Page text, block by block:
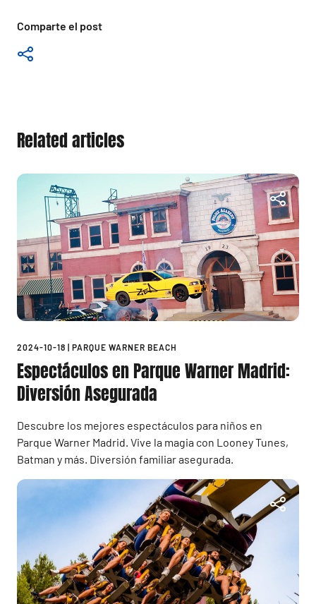
Comparte el post
Related articles
2024-10-18 PARQUE WARNER BEACH
Espectáculos en Parque Warner Madrid:
Diversión Asegurada
Descubre los mejores espectáculos para niños en
Parque Warner Madrid. Vive la magia con Looney Tunes,
Batman y más. Diversión familiar asegurada.